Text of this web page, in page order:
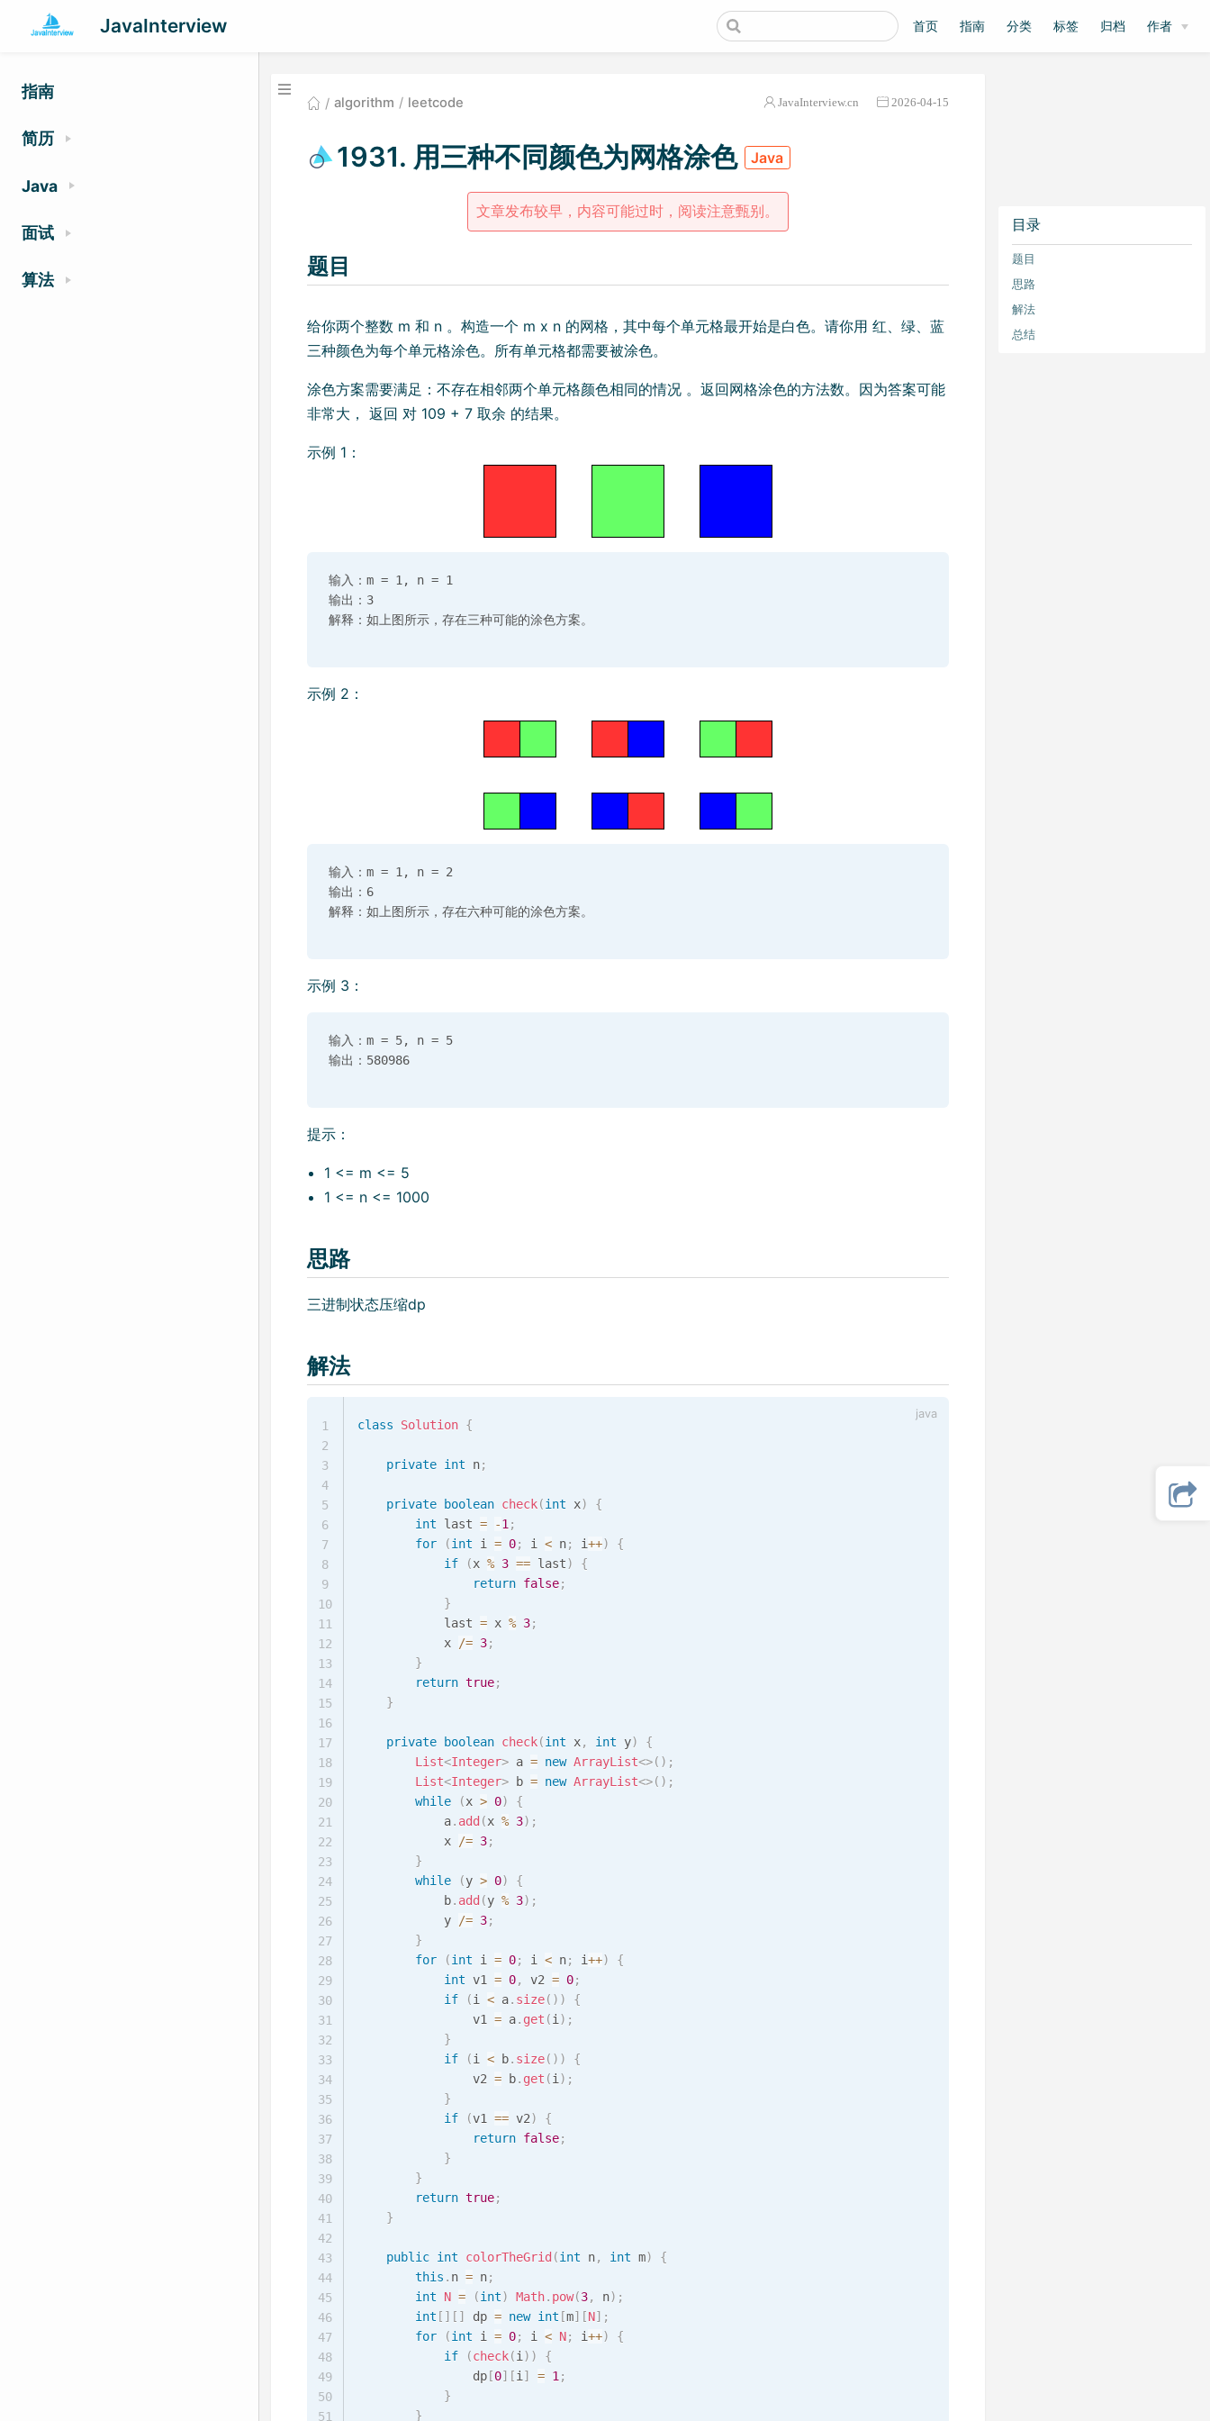
JavaInterview 首页 指南 分类 标签 归档 作者
指南
简历
Java
面试
算法
algorithm leetcode JavaInterview.cn 2026-04-15
目录
题目
思路
解法
总结
1931. 用三种不同颜色为网格涂色 Java
文章发布较早，内容可能过时，阅读注意甄别。
题目
给你两个整数 m 和 n 。构造一个 m x n 的网格，其中每个单元格最开始是白色。请你用 红、绿、蓝
三种颜色为每个单元格涂色。所有单元格都需要被涂色。
涂色方案需要满足：不存在相邻两个单元格颜色相同的情况 。返回网格涂色的方法数。因为答案可能
非常大， 返回 对 109 + 7 取余 的结果。
示例 1：
输入：m = 1, n = 1
输出：3
示例 2：
输入：m = 1, n = 2
输出：6
示例 3：
输入：m = 5, n = 5
输出：580986
提示：
1 <= m <= 5
1 <= n <= 1000
思路
三进制状态压缩dp
解法
class Solution {
private int n;
private boolean check(int x)
{
int last = -1;
for
(int i = 0; i < n; i++)
{
if
(x % 3 == last)
{
return false;
}
            last
= x % 3;
            x
/= 3;
}
return true;
}
private boolean check(int x, int y)
{
List<Integer> a = new ArrayList<>( ) ;
List<Integer> b = new ArrayList<>( ) ;
while
(x > 0)
{
            a
. add (x % 3) ;
            x
/= 3;
}
while
(y > 0)
{
            b
. add (y % 3) ;
            y
/= 3;
}
for
(int i = 0; i < n; i++)
{
int v1 = 0, v2 = 0;
if
(i < a. size( ) )
{
                v1
= a. get (i) ;
}
if
(i < b. size( ) )
{
                v2
= b. get (i) ;
}
if
(v1 == v2)
{
return false;
}
}
return true;
}
public int colorTheGrid (int n, int m)
{
this . n = n;
int
N = (int) Math. pow(3, n) ;
int [ ] [ ] dp = new int [m] [N] ;
for
(int i = 0; i < N; i++)
{
if
(check(i) )
{
                dp
[0] [i] = 1;
}
}
1
2
3
4
5
6
7
8
9
10
11
12
13
14
15
16
17
18
19
20
21
22
23
24
25
26
27
28
29
30
31
32
33
34
35
36
37
38
39
40
41
42
43
44
45
46
47
48
49
50
51